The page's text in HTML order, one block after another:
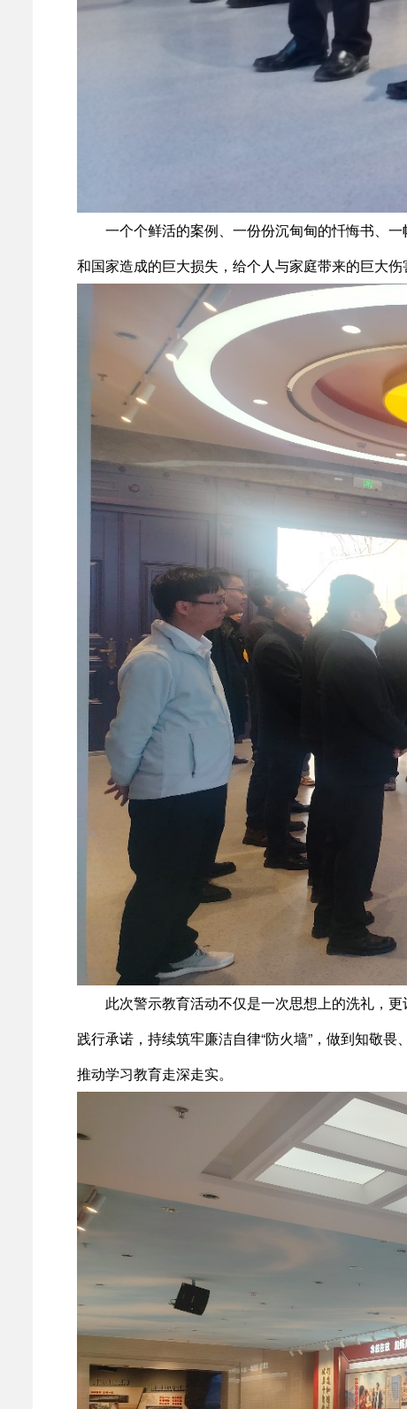
一个个鲜活的案例、一份份沉甸甸的忏悔书、
和国家造成的巨大损失，给个人与家庭带来的巨大
此次警示教育活动不仅是一次思想上的洗礼，
践行承诺，持续筑牢廉洁自律“防火墙”，做到知敬
推动学习教育走深走实。